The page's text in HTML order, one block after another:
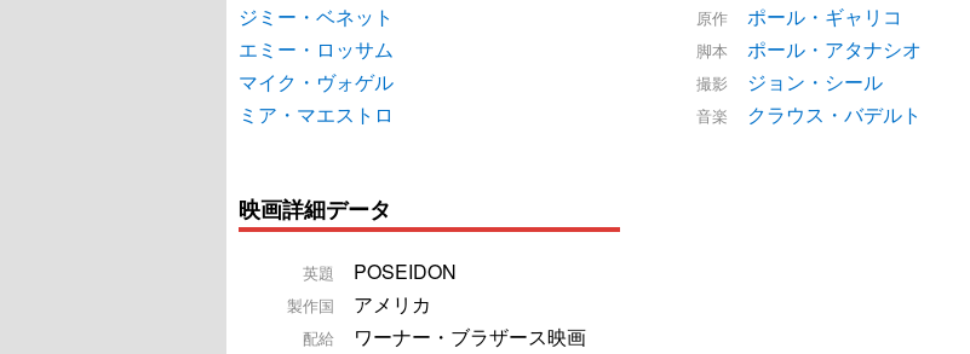
ジミー・ベネット
エミー・ロッサム
マイク・ヴォゲル
ミア・マエストロ
原作 ポール・ギャリコ
脚本 ポール・アタナシオ
撮影 ジョン・シール
音楽 クラウス・バデルト
映画詳細データ
英題 POSEIDON
製作国 アメリカ
配給 ワーナー・ブラザース映画